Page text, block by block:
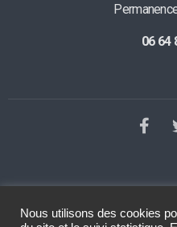
06 64
©2023 Tous droits réservésLe
Nous utilisons des cookies